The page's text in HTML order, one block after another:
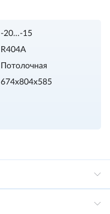
-20…-15
R404A
Потолочная
674х804х585